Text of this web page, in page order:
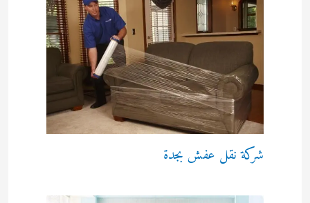
شركة نقل عفش بجدة